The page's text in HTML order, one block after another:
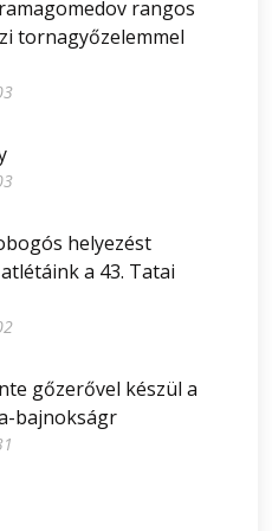
rangos
tornagyőzelemmel
helyezést
a 43. Tatai
gőzerővel készül a
bajnokságr